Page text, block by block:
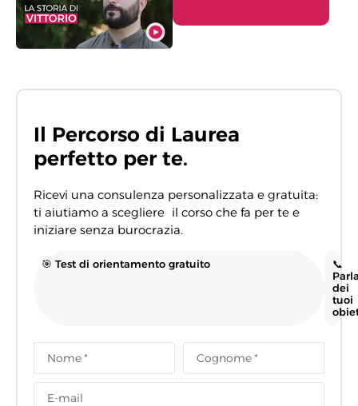
Il Percorso di Laurea
perfetto per te.
Ricevi una consulenza personalizzata e gratuita:
ti aiutiamo a scegliere il corso che fa per te e
iniziare senza burocrazia.
🎯 Test di orientamento gratuito
📞
dei
tuoi